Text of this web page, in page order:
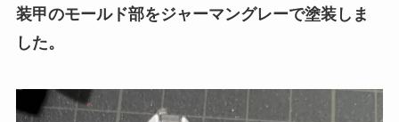
装甲のモールド部をジャーマングレーで塗装しま
した。